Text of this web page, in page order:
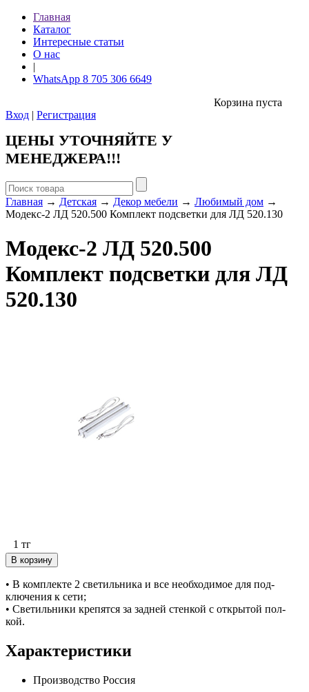
Главная
Каталог
Интересные статьи
О нас
|
WhatsApp 8 705 306 6649
Корзина пуста
Вход | Регистрация
ЦЕНЫ УТОЧНЯЙТЕ У
МЕНЕДЖЕРА!!!
Главная → Детская → Декор мебели → Любимый дом →
Модекс-2 ЛД 520.500 Комплект подсветки для ЛД 520.130
Модекс-2 ЛД 520.500
Комплект подсветки для ЛД
520.130
1 тг
В корзину
• В комплекте 2 светильника и все необходимое для под-
ключения к сети;
• Светильники крепятся за задней стенкой с открытой пол-
кой.
Характеристики
Производство Россия